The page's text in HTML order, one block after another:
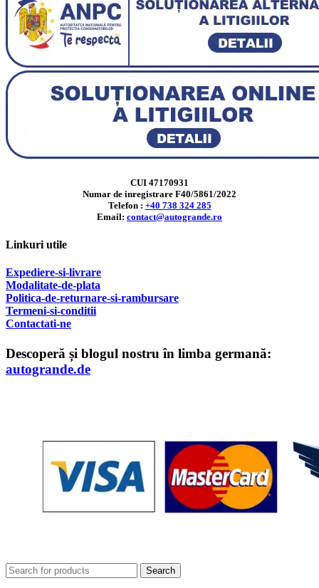
CUI 47170931
Numar de inregistrare F40/5861/2022
Telefon : +40 738 324 285
Email: contact@autogrande.ro
Linkuri utile
Expediere-si-livrare
Modalitate-de-plata
Politica-de-returnare-si-rambursare
Termeni-si-conditii
Contactati-ne
Descoperă și blogul nostru în limba germană:
autogrande.de
Search